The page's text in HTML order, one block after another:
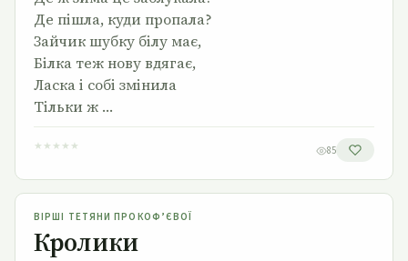
Де пішла, куди пропала?
Зайчик шубку білу має,
Білка теж нову вдягає,
Ласка і собі змінила
Тільки ж …
★ ★ ★ ★ ★ 85
Кролики
ВІРШІ ТЕТЯНИ ПРОКОФ’ЄВОЇ
Кролики